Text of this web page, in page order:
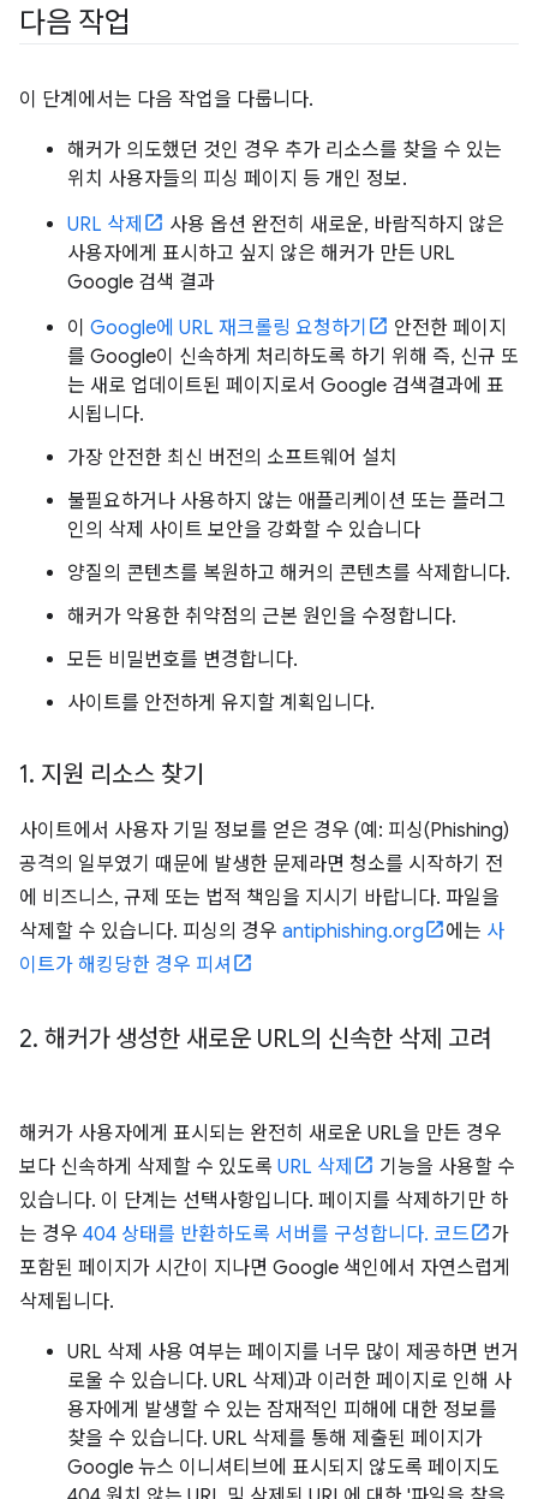
다음 작업
이 단계에서는 다음 작업을 다룹니다.
해커가 의도했던 것인 경우 추가 리소스를 찾을 수 있는
위치 사용자들의 피싱 페이지 등 개인 정보.
URL 삭제
사용 옵션 완전히 새로운, 바람직하지 않은
사용자에게 표시하고 싶지 않은 해커가 만든 URL
Google 검색 결과
이 Google에 URL 재크롤링 요청하기
안전한 페이지
를 Google이 신속하게 처리하도록 하기 위해 즉, 신규 또
는 새로 업데이트된 페이지로서 Google 검색결과에 표
시됩니다.
가장 안전한 최신 버전의 소프트웨어 설치
불필요하거나 사용하지 않는 애플리케이션 또는 플러그
인의 삭제 사이트 보안을 강화할 수 있습니다
양질의 콘텐츠를 복원하고 해커의 콘텐츠를 삭제합니다.
해커가 악용한 취약점의 근본 원인을 수정합니다.
모든 비밀번호를 변경합니다.
사이트를 안전하게 유지할 계획입니다.
1. 지원 리소스 찾기
사이트에서 사용자 기밀 정보를 얻은 경우 (예: 피싱(Phishing)
공격의 일부였기 때문에 발생한 문제라면 청소를 시작하기 전
에 비즈니스, 규제 또는 법적 책임을 지시기 바랍니다. 파일을
삭제할 수 있습니다. 피싱의 경우 antiphishing.org 에는 사
이트가 해킹당한 경우 피셔
2. 해커가 생성한 새로운 URL의 신속한 삭제 고려
해커가 사용자에게 표시되는 완전히 새로운 URL을 만든 경우
보다 신속하게 삭제할 수 있도록 URL 삭제
기능을 사용할 수
있습니다. 이 단계는 선택사항입니다. 페이지를 삭제하기만 하
는 경우 404 상태를 반환하도록 서버를 구성합니다. 코드
가
포함된 페이지가 시간이 지나면 Google 색인에서 자연스럽게
삭제됩니다.
URL 삭제 사용 여부는 페이지를 너무 많이 제공하면 번거
로울 수 있습니다. URL 삭제)과 이러한 페이지로 인해 사
용자에게 발생할 수 있는 잠재적인 피해에 대한 정보를
찾을 수 있습니다. URL 삭제를 통해 제출된 페이지가
Google 뉴스 이니셔티브에 표시되지 않도록 페이지도